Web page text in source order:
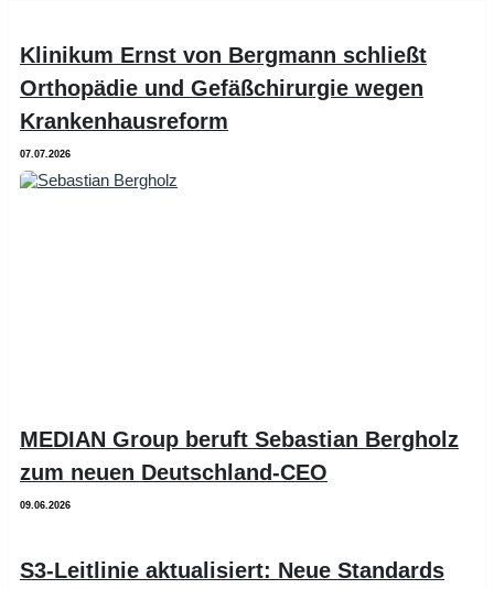
Klinikum Ernst von Bergmann schließt
Orthopädie und Gefäßchirurgie wegen
Krankenhausreform
07.07.2026
MEDIAN Group beruft Sebastian Bergholz
zum neuen Deutschland-CEO
09.06.2026
S3-Leitlinie aktualisiert: Neue Standards